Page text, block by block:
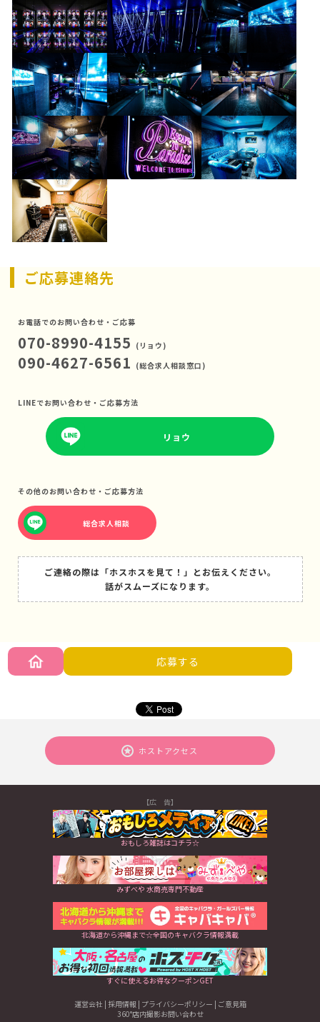
ご応募連絡先
お電話でのお問い合わせ・ご応募
070-8990-4155 (リョウ)
090-4627-6561 (総合求人相談窓口)
LINEでお問い合わせ・ご応募方法
リョウ
その他のお問い合わせ・ご応募方法
総合求人相談
ご連絡の際は「ホスホスを見て！」とお伝えください。
話がスムーズになります。
応募する
ホストアクセス
【広 告】
おもしろ雑誌はコチラ☆
みずべや 水商売専門不動産
北海道から沖縄まで☆全国のキャバクラ情報満載
すぐに使えるお得なクーポンGET
運営会社| 採用情報 | プライバシーポリシー | ご意見箱
360°店内撮影お問い合わせ